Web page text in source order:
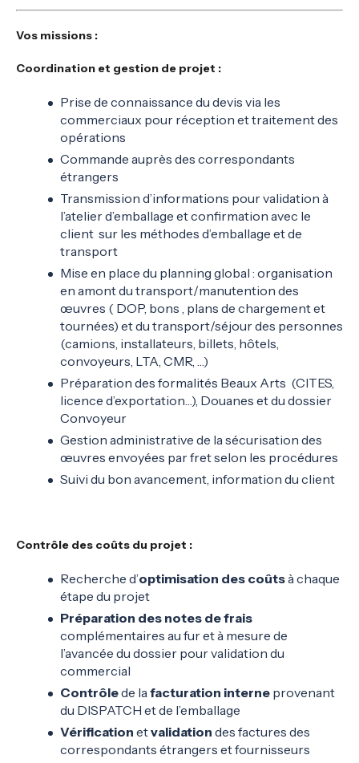
Vos missions :
Coordination et gestion de projet :
Prise de connaissance du devis via les
commerciaux pour réception et traitement des
opérations
Commande auprès des correspondants
étrangers
Transmission d’informations pour validation à
l’atelier d’emballage et confirmation avec le
client sur les méthodes d’emballage et de
transport
Mise en place du planning global : organisation
en amont du transport/manutention des
œuvres ( DOP, bons , plans de chargement et
tournées) et du transport/séjour des personnes
(camions, installateurs, billets, hôtels,
convoyeurs, LTA, CMR, …)
Préparation des formalités Beaux Arts (CITES,
licence d’exportation…), Douanes et du dossier
Convoyeur
Gestion administrative de la sécurisation des
œuvres envoyées par fret selon les procédures
Suivi du bon avancement, information du client
Contrôle des coûts du projet :
Recherche d’optimisation des coûtsà chaque
étape du projet
Préparation des notes de frais
complémentaires au fur et à mesure de
l’avancée du dossier pour validation du
commercial
Contrôlede lafacturation interne provenant
du DISPATCH et de l’emballage
Vérification etvalidation des factures des
correspondants étrangers et fournisseurs